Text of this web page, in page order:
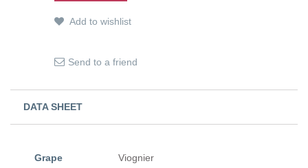
Add to wishlist
Send to a friend
DATA SHEET
Grape Viognier